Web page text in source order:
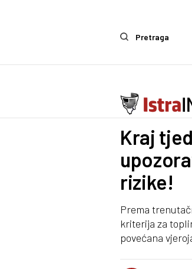
Pretraga
IstraIn
Kraj
rizike!
Prema
kriterija za
povećana